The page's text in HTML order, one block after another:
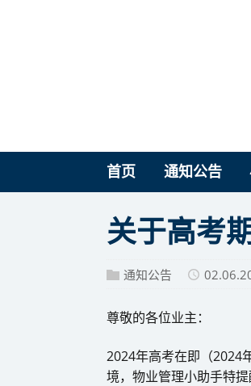
首页 通知公告
关于高考
通知公告
尊敬的各位业主：
2024年高考在即（2024
境，物业管理小助手特提